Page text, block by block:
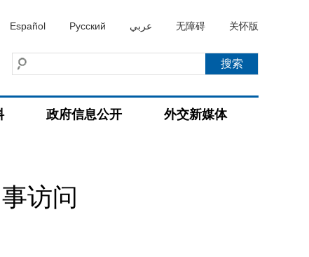
Español Русский عربي 无障碍 关怀版
政府信息公开 外交新媒体
访问